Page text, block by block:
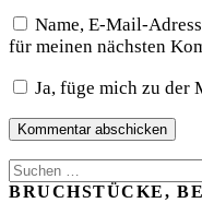
Name, E-Mail-
für meinen nächsten
Ja, füge mich zu der
Suchen
nach:
BRUCHSTÜCKE,